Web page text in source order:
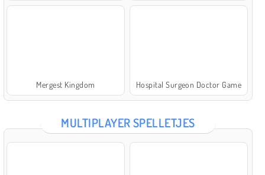
Mergest Kingdom Hospital Surgeon Doctor Game
MULTIPLAYER SPELLETJES